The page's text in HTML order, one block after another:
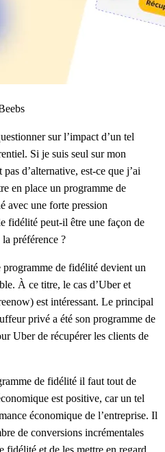
sur l’impact d’un tel
Si je suis seul sur mon
d’alternative, est-ce que j’ai
en place un programme de
avec une forte pression
fidélité peut-il être une façon de
préférence ?
programme de fidélité devient un
À ce titre, le cas d’Uber et
estintéressant. Le principal
privé a été son programme de
Uber de récupérer les clients de
de fidélité il faut tout de
est positive, car un tel
économique de l’entreprise. Il
de conversions incrémentales